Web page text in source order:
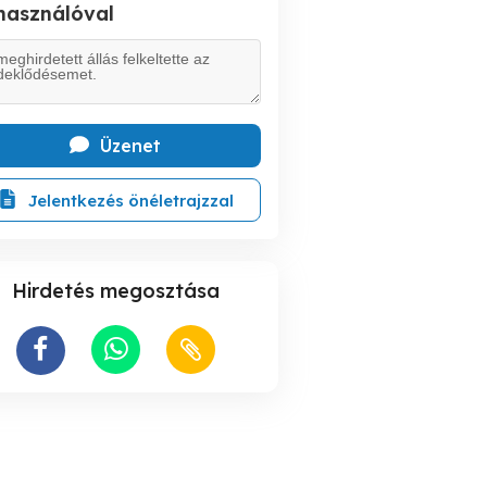
Üzenet
Jelentkezés önéletrajzzal
Hirdetés megosztása